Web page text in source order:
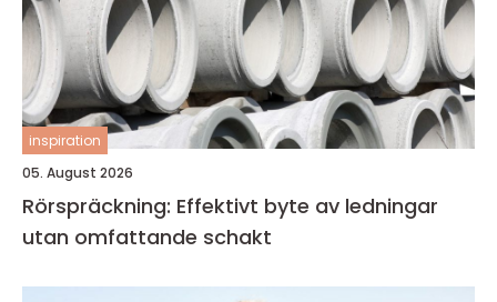
inspiration
05. August 2026
Rörspräckning: Effektivt byte av ledningar
utan omfattande schakt